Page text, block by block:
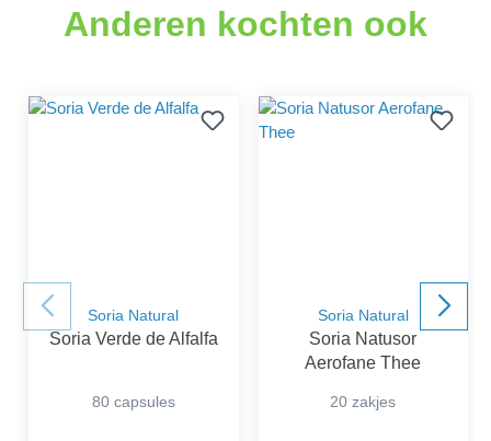
Anderen kochten ook
Soria Natural
Soria Verde de Alfalfa
80 capsules
Soria Natural
Soria Natusor
Aerofane Thee
20 zakjes